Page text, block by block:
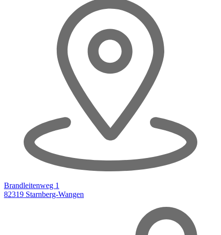
Brandleitenweg 1
82319 Starnberg-Wangen